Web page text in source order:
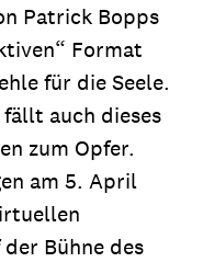
Patrick Bopps
Format
für die Seele.
auch dieses
zum Opfer.
am 5. April
Bühne des